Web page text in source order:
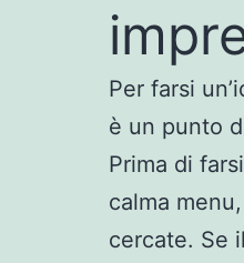
Per farsi
è un punto
Prima di
calma
cercate. Se